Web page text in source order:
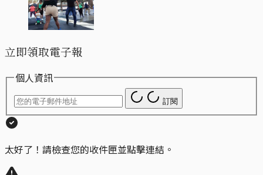
立即領取電子報
個人資訊
訂閱
太好了！請檢查您的收件匣並點擊連結。